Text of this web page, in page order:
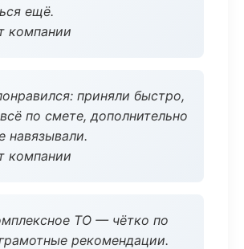
ещё.
компании
приняли быстро,
по смете, дополнительно
навязывали.
компании
ТО — чётко по
рекомендации.